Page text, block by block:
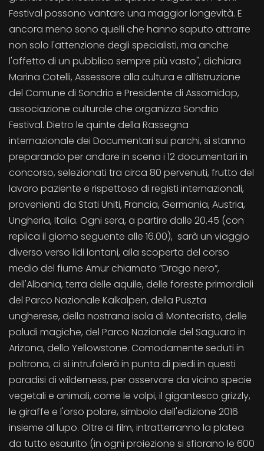
Festival possono vantare una maggior longevità. E
ancora meno sono quelli che hanno saputo attrarre
non solo l'attenzione degli specialisti, ma anche
l'affetto di un pubblico sempre più vasto", dichiara
Marina Cotelli, Assessore alla cultura e all’istruzione
del Comune di Sondrio e Presidente di Assomidop,
associazione culturale che organizza Sondrio
Festival. Dietro le quinte della Rassegna
internazionale dei Documentari sui parchi, si stanno
preparando per andare in scena i 12 documentari in
concorso, selezionati tra circa 80 pervenuti, frutto del
lavoro paziente e rispettoso di registi internazionali,
provenienti da Stati Uniti, Francia, Germania, Austria,
Ungheria, Italia. Ogni sera, a partire dalle 20.45 (con
replica il giorno seguente alle 16.00), sarà un viaggio
diverso verso lidi lontani, alla scoperta del corso
medio del fiume Amur chiamato “Drago nero”,
dell'Albania, terra delle aquile, delle foreste primordiali
del Parco Nazionale Kalkalpen, della Puszta
ungherese, della nostrana isola di Montecristo, delle
paludi magiche, del Parco Nazionale del Saguaro in
Arizona, dello Yellowstone. Comodamente seduti in
poltrona, ci si intrufolerà in punta di piedi in questi
paradisi di wilderness, per osservare da vicino specie
vegetali e animali, come le volpi, il gigantesco grizzly,
le giraffe e l'orso polare, simbolo dell'edizione 2016
insieme al lupo. Oltre ai film, intratterranno la platea
da tutto esaurito (in ogni proiezione si sfiorano le 600